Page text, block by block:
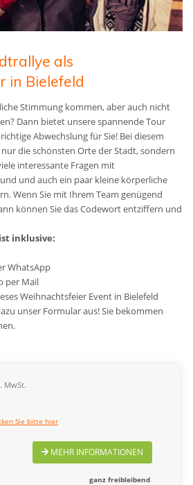
als
in Bielefeld
Stimmung kommen, aber auch nicht
Dann bietet unsere spannende Tour
Abwechslung für Sie! Bei diesem
die schönsten Orte der Stadt, sondern
interessante Fragen mit
und auch ein paar kleine körperliche
Wenn Sie mit Ihrem Team genügend
können Sie das Codewort entziffern und
inklusive:
WhatsApp
per Mail
Weihnachtsfeier Event in Bielefeld
unser Formular aus! Sie bekommen
MwSt.
Sie bitte hier
MEHR INFORMATIONEN
ganz freibleibend